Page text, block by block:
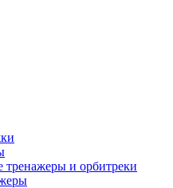
тренажеры и орбитреки